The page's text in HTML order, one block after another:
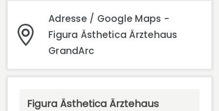
Adresse / Google Maps -
Figura Ästhetica Ärztehaus
GrandArc
Figura Ästhetica Ärztehaus